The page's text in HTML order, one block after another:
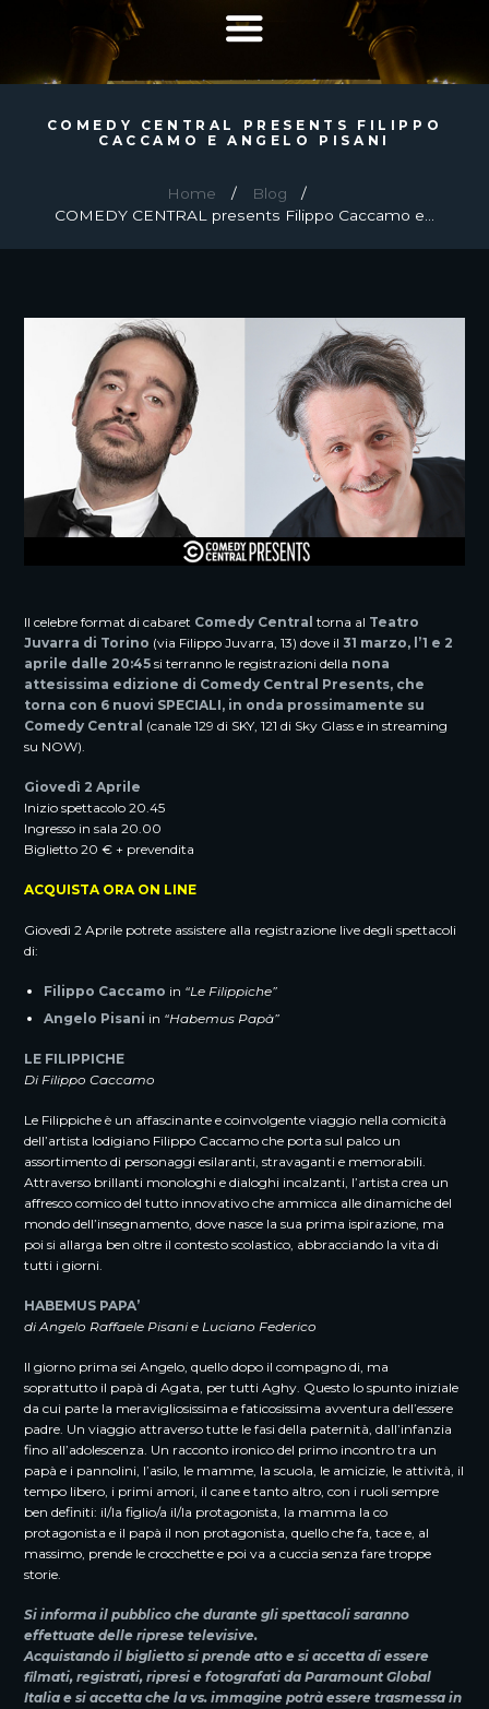
COMEDY CENTRAL PRESENTS FILIPPO
CACCAMO E ANGELO PISANI
Home
Blog
COMEDY CENTRAL presents Filippo Caccamo e...
Il celebre format di cabaret Comedy Central torna al Teatro
Juvarra di Torino (via Filippo Juvarra, 13) dove il 31 marzo, l’1 e 2
aprile dalle 20:45 si terranno le registrazioni della nona
attesissima edizione di Comedy Central Presents, che
torna con 6 nuovi SPECIALI, in onda prossimamente su
Comedy Central (canale 129 di SKY, 121 di Sky Glass e in streaming
su NOW).
Giovedì 2 Aprile
Inizio spettacolo 20.45
Ingresso in sala 20.00
Biglietto 20 € + prevendita
ACQUISTA ORA ON LINE
Giovedì 2 Aprile potrete assistere alla registrazione live degli spettacoli
di:
Filippo Caccamo in “Le Filippiche”
Angelo Pisani in “Habemus Papà”
LE FILIPPICHE
Di Filippo Caccamo
Le Filippiche è un affascinante e coinvolgente viaggio nella comicità
dell’artista lodigiano Filippo Caccamo che porta sul palco un
assortimento di personaggi esilaranti, stravaganti e memorabili.
Attraverso brillanti monologhi e dialoghi incalzanti, l’artista crea un
affresco comico del tutto innovativo che ammicca alle dinamiche del
mondo dell’insegnamento, dove nasce la sua prima ispirazione, ma
poi si allarga ben oltre il contesto scolastico, abbracciando la vita di
tutti i giorni.
HABEMUS PAPA’
di Angelo Raffaele Pisani e Luciano Federico
Il giorno prima sei Angelo, quello dopo il compagno di, ma
soprattutto il papà di Agata, per tutti Aghy. Questo lo spunto iniziale
da cui parte la meravigliosissima e faticosissima avventura dell’essere
padre. Un viaggio attraverso tutte le fasi della paternità, dall’infanzia
fino all’adolescenza. Un racconto ironico del primo incontro tra un
papà e i pannolini, l’asilo, le mamme, la scuola, le amicizie, le attività, il
tempo libero, i primi amori, il cane e tanto altro, con i ruoli sempre
ben definiti: il/la figlio/a il/la protagonista, la mamma la co
protagonista e il papà il non protagonista, quello che fa, tace e, al
massimo, prende le crocchette e poi va a cuccia senza fare troppe
storie.
Si informa il pubblico che durante gli spettacoli saranno
effettuate delle riprese televisive.
Acquistando il biglietto si prende atto e si accetta di essere
filmati, registrati, ripresi e fotografati da Paramount Global
Italia e si accetta che la vs. immagine potrà essere trasmessa in